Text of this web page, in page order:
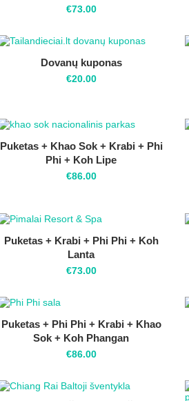
€73.00
Dovanų kuponas
€20.00
Puketas + Khao Sok + Krabi + Phi
Phi + Koh Lipe
€86.00
Puketas + Krabi + Phi Phi + Koh
Lanta
€73.00
Puketas + Phi Phi + Krabi + Khao
Sok + Koh Phangan
€86.00